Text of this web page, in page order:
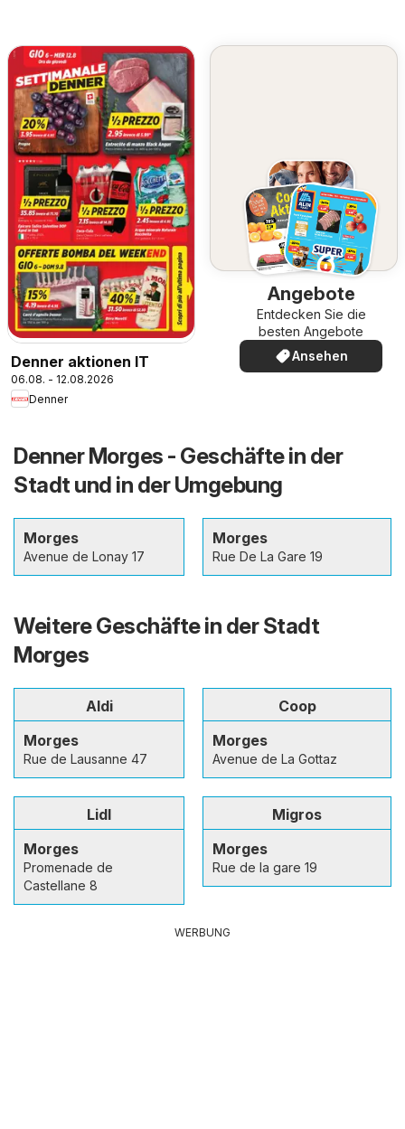
Denner aktionen IT
06.08. - 12.08.2026
Denner
Angebote
Entdecken Sie die
besten Angebote
Ansehen
Denner Morges - Geschäfte in der
Stadt und in der Umgebung
Morges
Avenue de Lonay 17
Morges
Rue De La Gare 19
Weitere Geschäfte in der Stadt
Morges
Aldi
Morges
Rue de Lausanne 47
Coop
Morges
Avenue de La Gottaz
Lidl
Morges
Promenade de
Castellane 8
Migros
Morges
Rue de la gare 19
WERBUNG